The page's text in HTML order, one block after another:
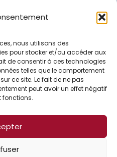
nous utilisons des
pour stocker et/ou accéder aux
de consentir à ces technologies
telles que le comportement
ce site. Le fait de ne pas
peut avoir un effet négatif
fonctions.
les personnes à mobilité
Accueil vélo
tickets restaurants.